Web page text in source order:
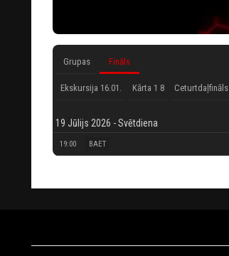
Grupas Fināls
Ekskursija 16.01. Kārta 1 8 Ceturtdaļfināls
19 Jūlijs 2026 - Svētdiena
19:00 BAET